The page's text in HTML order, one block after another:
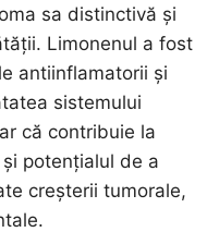
sa distinctivă și
Limonenul a fost
antiinflamatorii și
sistemului
că contribuie la
potențialul de a
creșterii tumorale,